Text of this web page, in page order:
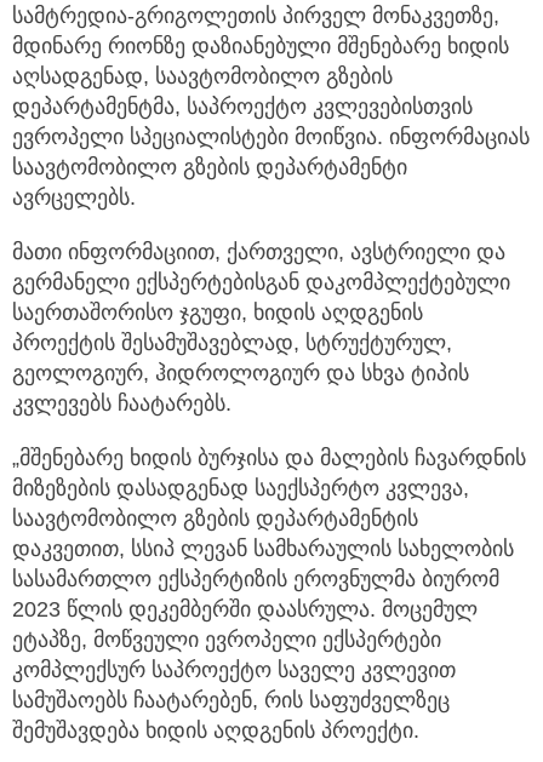
სამტრედია-გრიგოლეთის პირველ მონაკვეთზე,
მდინარე რიონზე დაზიანებული მშენებარე ხიდის
აღსადგენად, საავტომობილო გზების
დეპარტამენტმა, საპროექტო კვლევებისთვის
ევროპელი სპეციალისტები მოიწვია. ინფორმაციას
საავტომობილო გზების დეპარტამენტი
ავრცელებს.
მათი ინფორმაციით, ქართველი, ავსტრიელი და
გერმანელი ექსპერტებისგან დაკომპლექტებული
საერთაშორისო ჯგუფი, ხიდის აღდგენის
პროექტის შესამუშავებლად, სტრუქტურულ,
გეოლოგიურ, ჰიდროლოგიურ და სხვა ტიპის
კვლევებს ჩაატარებს.
„მშენებარე ხიდის ბურჯისა და მალების ჩავარდნის
მიზეზების დასადგენად საექსპერტო კვლევა,
საავტომობილო გზების დეპარტამენტის
დაკვეთით, სსიპ ლევან სამხარაულის სახელობის
სასამართლო ექსპერტიზის ეროვნულმა ბიურომ
2023 წლის დეკემბერში დაასრულა. მოცემულ
ეტაპზე, მოწვეული ევროპელი ექსპერტები
კომპლექსურ საპროექტო საველე კვლევით
სამუშაოებს ჩაატარებენ, რის საფუძველზეც
შემუშავდება ხიდის აღდგენის პროექტი.